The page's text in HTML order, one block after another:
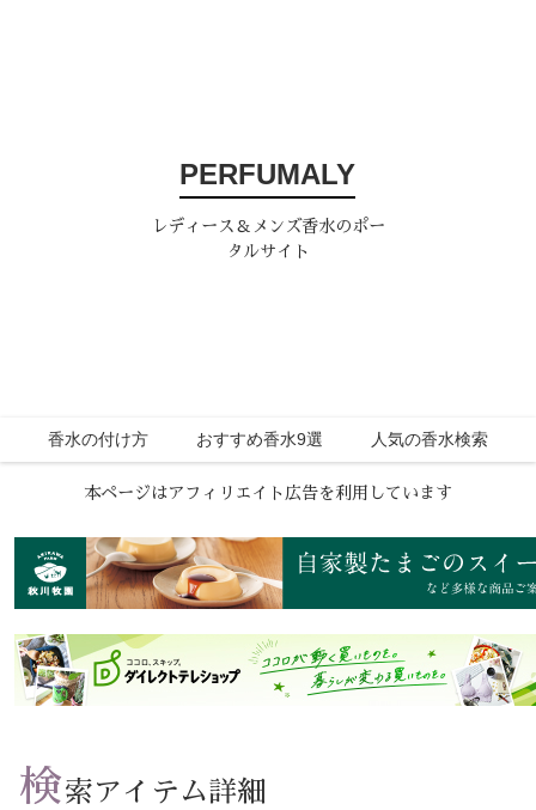
PERFUMALY
レディース＆メンズ香水のポー
タルサイト
香水の付け方 おすすめ香水9選 人気の香水検索
本ページはアフィリエイト広告を利用しています
検索アイテム詳細